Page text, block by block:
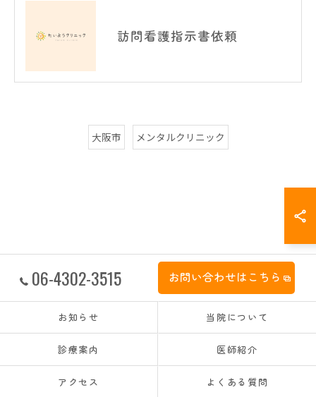
訪問看護指示書依頼
大阪市 メンタルクリニック
06-4302-3515 お問い合わせはこちら
お知らせ 当院について
診療案内 医師紹介
アクセス よくある質問